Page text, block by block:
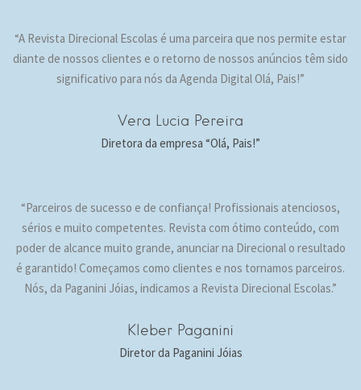
“A Revista Direcional Escolas é uma parceira que nos permite estar
diante de nossos clientes e o retorno de nossos anúncios têm sido
significativo para nós da Agenda Digital Olá, Pais!”
Vera Lucia Pereira
Diretora da empresa “Olá, Pais!”
“Parceiros de sucesso e de confiança! Profissionais atenciosos,
sérios e muito competentes. Revista com ótimo conteúdo, com
poder de alcance muito grande, anunciar na Direcional o resultado
é garantido! Começamos como clientes e nos tornamos parceiros.
Nós, da Paganini Jóias, indicamos a Revista Direcional Escolas.”
Kleber Paganini
Diretor da Paganini Jóias